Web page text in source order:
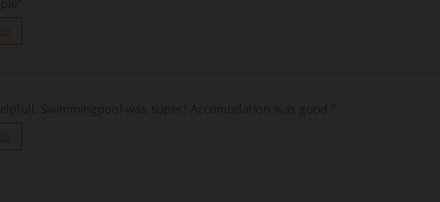
Swimmingpool was super! Accomodation was good.”